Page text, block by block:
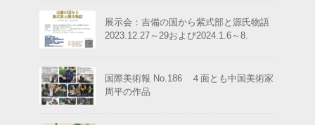
展示会：吉備の国から紫式部と源氏物語
2023.12.27～29および2024.1.6～8.
国際美術報 No.186 ４面とも中国美術家
周平の作品